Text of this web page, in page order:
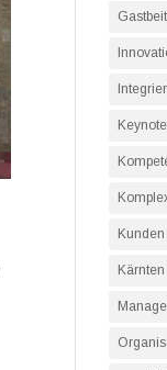
Kunden
Kärnten